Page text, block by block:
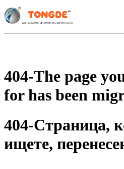
404-The page
for has been
404-Страница,
ищете,